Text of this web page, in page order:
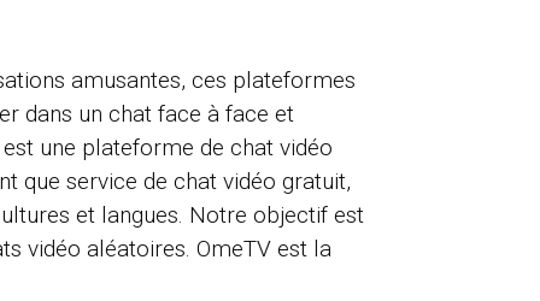
amusantes, ces plateformes
dans un chat face à face et
une plateforme de chat vidéo
que service de chat vidéo gratuit,
et langues. Notre objectif est
vidéo aléatoires. OmeTV est la